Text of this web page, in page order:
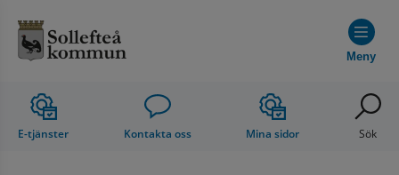
Meny
E-tjänster Kontakta oss Mina sidor Sök